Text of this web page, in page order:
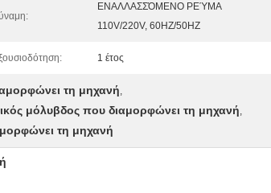
ΕΝΑΛΛΑΣΣΌΜΕΝΟ ΡΕΎΜΑ
110V/220V, 60HZ/50HZ
1 έτος
τη μηχανή,
μόλυβδος που διαμορφώνει τη μηχανή,
τη μηχανή